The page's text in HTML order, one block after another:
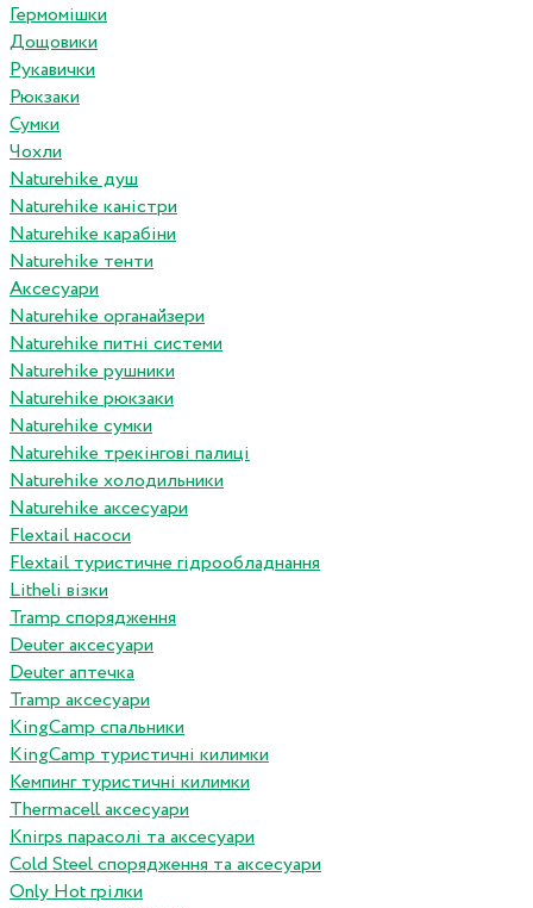
Гермомішки
Дощовики
Рукавички
Рюкзаки
Сумки
Чохли
Naturehike душ
Naturehike каністри
Naturehike карабіни
Naturehike тенти
Аксесуари
Naturehike органайзери
Naturehike питні системи
Naturehike рушники
Naturehike рюкзаки
Naturehike сумки
Naturehike трекінгові палиці
Naturehike холодильники
Naturehike аксесуари
Flextail насоси
Flextail туристичне гідрообладнання
Litheli візки
Tramp спорядження
Deuter аксесуари
Deuter аптечка
Tramp аксесуари
KingCamp спальники
KingCamp туристичні килимки
Кемпинг туристичні килимки
Thermacell аксесуари
Knirps парасолі та аксесуари
Cold Steel спорядження та аксесуари
Only Hot грілки